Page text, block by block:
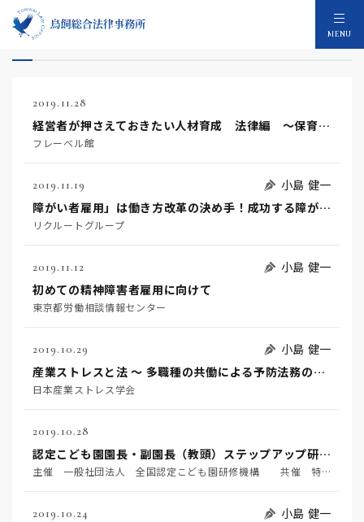
MENU
就業規則等整備のセミナー：89件
2019.11.28
経営者が押さえておきたい人材育成 法律編 ～保育施設における働き方改革～
フレーベル館
2019.11.19
小島 健一
障がい者雇用」は働き方改革の決め手！成功する障がい者雇用とは？
リクルートグループ
2019.11.12
小島 健一
初めての精神障害者雇用に向けて
東京都労働相談情報センター
2019.10.29
小島 健一
産業ストレスと法 ～ 多職種の共働による予防法務の確立に向けて ～
日本産業ストレス学会
2019.10.28
認定こども園園長・副園長（教頭）ステップアップ研修会Ⅱ
主催 一般社団法人 全国認定こども園研修機構 共催 特定非営利活動法人 全国認定こども園協会
2019.10.24
小島 健一